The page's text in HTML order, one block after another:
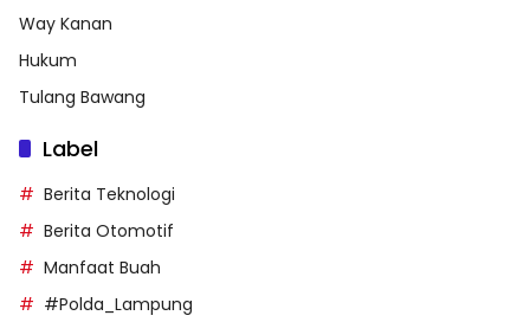
Way Kanan
Hukum
Tulang Bawang
Label
Berita Teknologi
Berita Otomotif
Manfaat Buah
#Polda_Lampung